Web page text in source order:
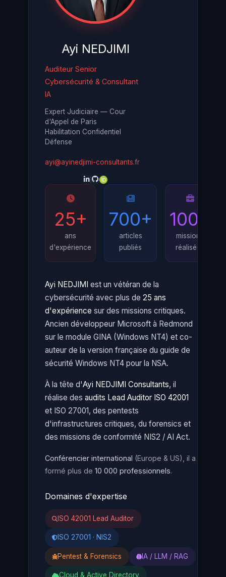
Ayi NEDJIMI
Auditeur Senior
Cybersécurité & Consultant
IA
Expert Judiciaire — Cour
d'Appel de Paris
Habilitation Confidentiel
Défense
ayi@ayinedjimi-consultants.fr
25+
ans
d'expérience
700+
articles
publiés
100+
missions
réalisées
Ayi NEDJIMI est un vétéran de la
cybersécurité avec plus de 25 ans
d'expérience sur des missions critiques.
Ancien développeur Microsoft à Redmond
sur le module GINA (Windows NT4) et co-
auteur de la version française du guide de
sécurité Windows NT4 pour la NSA.
À la tête d'Ayi NEDJIMI Consultants, il
réalise des audits Lead Auditor ISO 42001
et ISO 27001, des pentests
d'infrastructures critiques, du forensics et
des missions de conformité NIS2 / AI Act.
Conférencier international (Europe & US), il a
formé plus de 10 000 professionnels.
Domaines d'expertise
ISO 42001 Lead Auditor
ISO 27001 · NIS2
Pentest & Forensics IA / LLM / RAG
Cloud & Active Directory